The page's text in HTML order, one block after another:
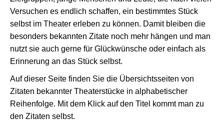
Versuchen es endlich schaffen, ein bestimmtes Stück
selbst im Theater erleben zu können. Damit bleiben die
besonders bekannten Zitate noch mehr hängen und man
nutzt sie auch gerne für Glückwünsche oder einfach als
Erinnerung an das Stück selbst.
Auf dieser Seite finden Sie die Übersichtsseiten von
Zitaten bekannter Theaterstücke in alphabetischer
Reihenfolge. Mit dem Klick auf den Titel kommt man zu
den Zitaten selbst.